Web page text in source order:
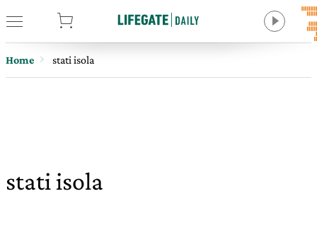
Home stati isola
stati isola